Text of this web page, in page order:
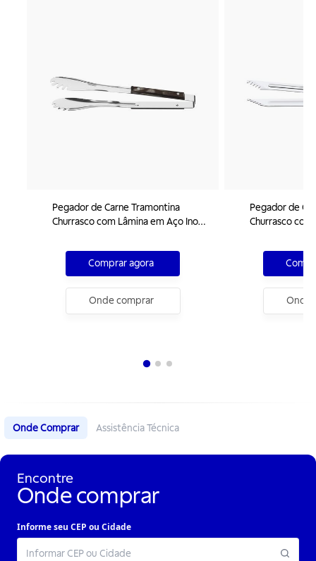
Pegador de Carne Tramontina
Churrasco com Lâmina em Aço Inox
Polywood Castanho
Comprar agora
Onde comprar
Pegador de
Churrasco com
Polywood
Onde
Onde Comprar Assistência Técnica
Encontre
Onde comprar
Informe seu CEP ou Cidade